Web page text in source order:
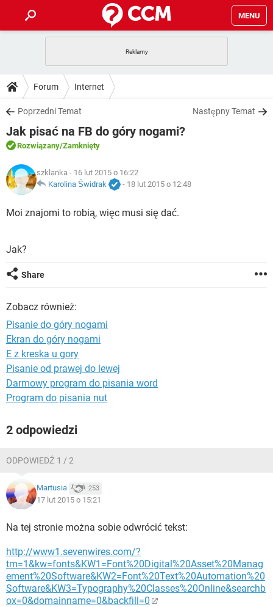
MENU
GRY
SPOTIFY
INSTAGRAM FACEBOOK
WINDOWS 10
PORADY
PlayStation
SPOTIFY
INSTAGRAM
WINDOWS 10
DO POBRANIA
ANDROID TIKTOK
GRY
IOS
INSTAGRAM
WINDOWS 10
FORUM
COVID-19
GRY WHATSAPP
WINDOWS 10
ARTYKUŁY
COVID-19
GRY WHATSAPP
WINDOWS 10
Forum Internet
Poprzedni Temat Następny Temat
Jak pisać na FB do góry nogami?
Rozwiązany/Zamknięty
szklanka - 16 lut 2015 o 16:22
Karolina Świdrak
- 18 lut 2015 o 12:48
Moi znajomi to robią, więc musi się dać.
Jak?
Share
Zobacz również:
Pisanie do góry nogami
Ekran do góry nogami
E z kreska u gory
Pisanie od prawej do lewej
Darmowy program do pisania word
Program do pisania nut
2 odpowiedzi
ODPOWIEDŹ 1 / 2
Martusia 253
17 lut 2015 o 15:21
Na tej stronie można sobie odwrócić tekst:
http://www1.sevenwires.com/?
tm=1&kw=fonts&KW1=Font%20Digital%20Asset%20Manag
ement%20Software&KW2=Font%20Text%20Automation%20
Software&KW3=Typography%20Classes%20Online&searchb
ox=0&domainname=0&backfill=0